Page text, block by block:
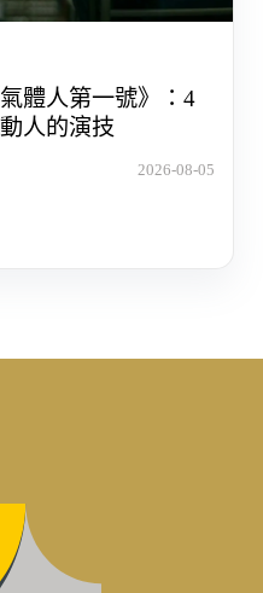
體人第一號》：4
人的演技
2026-08-05